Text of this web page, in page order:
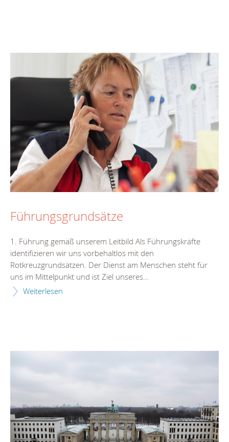
Führungsgrundsätze
1. Führung gemäß unserem Leitbild Als Führungskräfte
identifizieren wir uns vorbehaltlos mit den
Rotkreuzgrundsätzen. Der Dienst am Menschen steht für
uns im Mittelpunkt und ist Ziel unseres…
Weiterlesen